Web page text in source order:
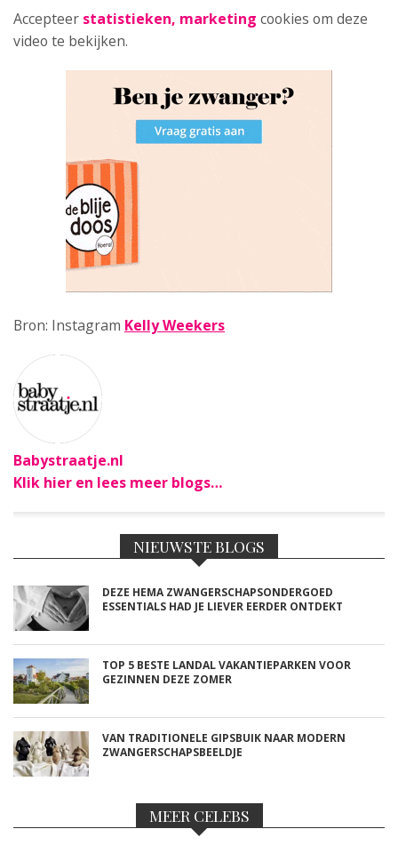
Accepteer statistieken, marketing cookies om deze
video te bekijken.
Bron: Instagram Kelly Weekers
Babystraatje.nl
Klik hier en lees meer blogs…
NIEUWSTE BLOGS
DEZE HEMA ZWANGERSCHAPSONDERGOED
ESSENTIALS HAD JE LIEVER EERDER ONTDEKT
TOP 5 BESTE LANDAL VAKANTIEPARKEN VOOR
GEZINNEN DEZE ZOMER
VAN TRADITIONELE GIPSBUIK NAAR MODERN
ZWANGERSCHAPSBEELDJE
MEER CELEBS